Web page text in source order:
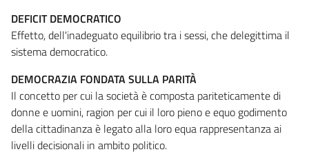
DEFICIT DEMOCRATICO
Effetto, dell'inadeguato equilibrio tra i sessi, che delegittima il
sistema democratico.
DEMOCRAZIA FONDATA SULLA PARITÀ
Il concetto per cui la società è composta pariteticamente di
donne e uomini, ragion per cui il loro pieno e equo godimento
della cittadinanza è legato alla loro equa rappresentanza ai
livelli decisionali in ambito politico.